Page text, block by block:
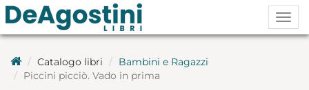
Catalogo libri
Bambini e Ragazzi
Piccini picciò. Vado in prima